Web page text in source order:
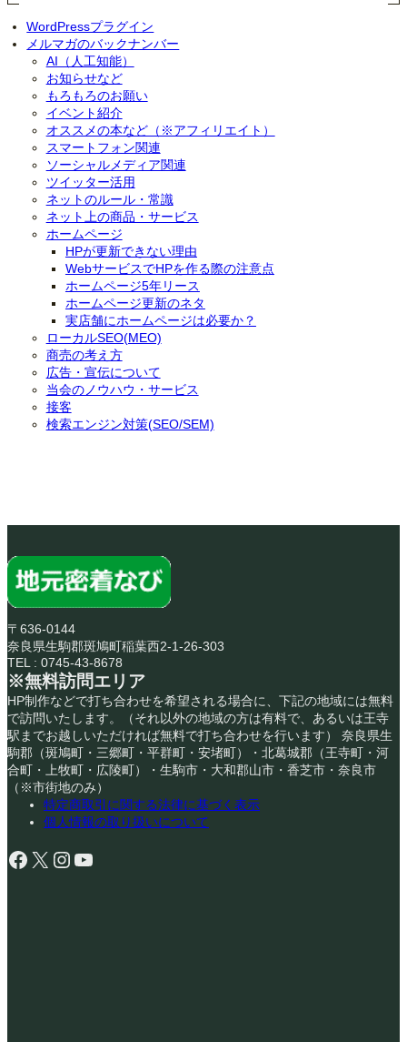
WordPressプラグイン
メルマガのバックナンバー
AI（人工知能）
お知らせなど
もろもろのお願い
イベント紹介
オススメの本など（※アフィリエイト）
スマートフォン関連
ソーシャルメディア関連
ツイッター活用
ネットのルール・常識
ネット上の商品・サービス
ホームページ
HPが更新できない理由
WebサービスでHPを作る際の注意点
ホームページ5年リース
ホームページ更新のネタ
実店舗にホームページは必要か？
ローカルSEO(MEO)
商売の考え方
広告・宣伝について
当会のノウハウ・サービス
接客
検索エンジン対策(SEO/SEM)
〒636-0144
奈良県生駒郡斑鳩町稲葉西2-1-26-303
TEL : 0745-43-8678
※無料訪問エリア
HP制作などで打ち合わせを希望される場合に、下記の地域には無料
で訪問いたします。（それ以外の地域の方は有料で、あるいは王寺
駅までお越しいただければ無料で打ち合わせを行います） 奈良県生
駒郡（斑鳩町・三郷町・平群町・安堵町）・北葛城郡（王寺町・河
合町・上牧町・広陵町）・生駒市・大和郡山市・香芝市・奈良市
（※市街地のみ）
特定商取引に関する法律に基づく表示
個人情報の取り扱いについて
Facebook X Instagram YouTube